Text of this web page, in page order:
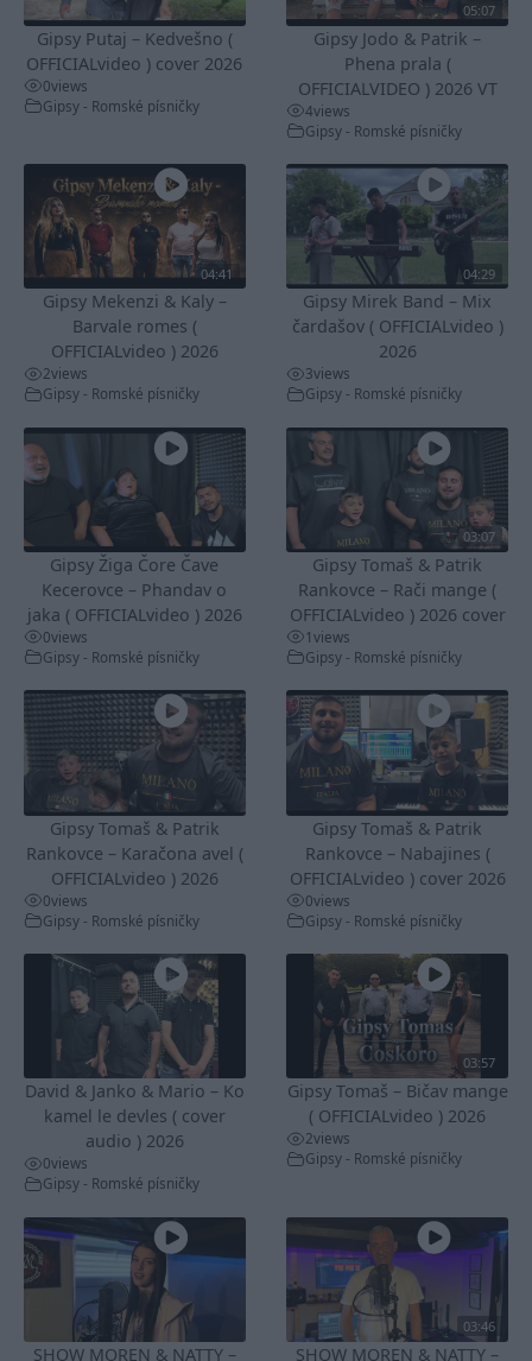
Gipsy Putaj – Kedvešno (
OFFICIALvideo ) cover 2026
0views
Gipsy - Romské písničky
05:07
Gipsy Jodo & Patrik –
Phena prala (
OFFICIALVIDEO ) 2026 VT
4views
Gipsy - Romské písničky
04:41
Gipsy Mekenzi & Kaly –
Barvale romes (
OFFICIALvideo ) 2026
2views
Gipsy - Romské písničky
04:29
Gipsy Mirek Band – Mix
čardašov ( OFFICIALvideo )
2026
3views
Gipsy - Romské písničky
Gipsy Žiga Čore Čave
Kecerovce – Phandav o
jaka ( OFFICIALvideo ) 2026
0views
Gipsy - Romské písničky
03:07
Gipsy Tomaš & Patrik
Rankovce – Rači mange (
OFFICIALvideo ) 2026 cover
1views
Gipsy - Romské písničky
Gipsy Tomaš & Patrik
Rankovce – Karačona avel (
OFFICIALvideo ) 2026
0views
Gipsy - Romské písničky
Gipsy Tomaš & Patrik
Rankovce – Nabajines (
OFFICIALvideo ) cover 2026
0views
Gipsy - Romské písničky
David & Janko & Mario – Ko
kamel le devles ( cover
audio ) 2026
0views
Gipsy - Romské písničky
03:57
Gipsy Tomaš – Bičav mange
( OFFICIALvideo ) 2026
2views
Gipsy - Romské písničky
SHOW MOREN & NATTY –
03:46
SHOW MOREN & NATTY –